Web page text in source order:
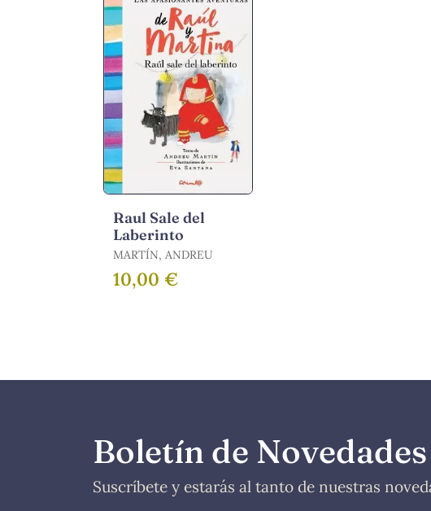
Raul Sale del
Laberinto
MARTÍN, ANDREU
10,00 €
Boletín de Novedades
Suscríbete y estarás al tanto de nuestras